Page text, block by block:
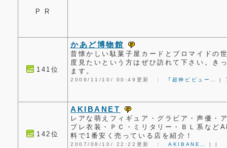
P R
141位
かあど博物館
昔懐かしい駄菓子屋カードとブロマイドの
度見たいという方はぜひ訪れて下さい。き
ます。
2009/11/10/ 00:49更新 ： ｢超神ビビュー… |
142位
AKIBANET
レアな萌えフィギュア・グラビア・声優・
プレ衣装・ＰＣ・ミリタリー・ＢＬ系など
料で1番安く売っている店を紹介！
2007/08/10/ 22:22更新 ：AKIBANE… | |